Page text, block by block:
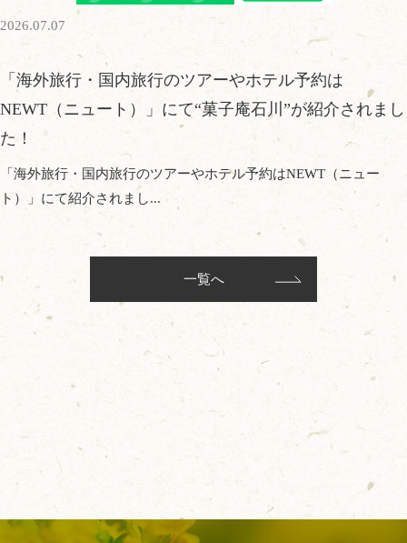
2026.07.07
「海外旅行・国内旅行のツアーやホテル予約は
NEWT（ニュート）」にて“菓子庵石川”が紹介されまし
た！
「海外旅行・国内旅行のツアーやホテル予約はNEWT（ニュー
ト）」にて紹介されまし...
一覧へ